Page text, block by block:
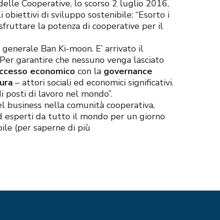
Cooperative, lo scorso 2 luglio 2016,
obiettivi di sviluppo sostenibile: “Esorto i
la potenza di cooperative per il
Ban Ki-moon. E’ arrivato il
garantire che nessuno venga lasciato
economico con la governance
– attori sociali ed economici significativi.
di lavoro nel mondo”.
nella comunità cooperativa,
esperti da tutto il mondo per un giorno
(per saperne di più